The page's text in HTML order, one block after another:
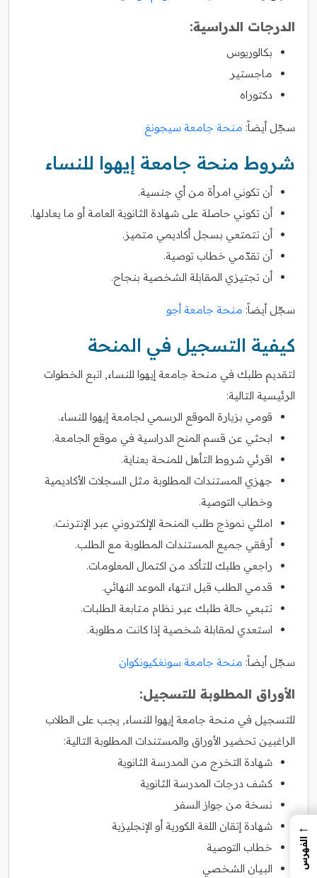
الدرجات الدراسية:
بكالوريوس
ماجستير
دكتوراه
سجّل أيضاً: منحة جامعة سيجونغ
شروط منحة جامعة إيهوا للنساء
أن تكوني امرأة من أي جنسية.
أن تكوني حاصلة على شهادة الثانوية العامة أو ما يعادلها.
أن تتمتعي بسجل أكاديمي متميز.
أن تقدّمي خطاب توصية.
أن تجتيزي المقابلة الشخصية بنجاح.
سجّل أيضاً: منحة جامعة أجو
كيفية التسجيل في المنحة
لتقديم طلبك في منحة جامعة إيهوا للنساء, اتبع الخطوات
الرئيسية التالية:
قومي بزيارة الموقع الرسمي لجامعة إيهوا للنساء.
ابحثي عن قسم المنح الدراسية في موقع الجامعة.
اقرئي شروط التأهل للمنحة بعناية.
جهزي المستندات المطلوبة مثل السجلات الأكاديمية
وخطاب التوصية.
املئي نموذج طلب المنحة الإلكتروني عبر الإنترنت.
أرفقي جميع المستندات المطلوبة مع الطلب.
راجعي طلبك للتأكد من اكتمال المعلومات.
قدمي الطلب قبل انتهاء الموعد النهائي.
تتبعي حالة طلبك عبر نظام متابعة الطلبات.
استعدي لمقابلة شخصية إذا كانت مطلوبة.
سجّل أيضاً: منحة جامعة سونغكيونكوان
الأوراق المطلوبة للتسجيل:
للتسجيل في منحة جامعة إيهوا للنساء, يجب على الطلاب
الراغبين تحضير الأوراق والمستندات المطلوبة التالية:
شهادة التخرج من المدرسة الثانوية
كشف درجات المدرسة الثانوية
نسخة من جواز السفر
شهادة إتقان اللغة الكورية أو الإنجليزية
خطاب التوصية
البيان الشخصي
←
الفهرس